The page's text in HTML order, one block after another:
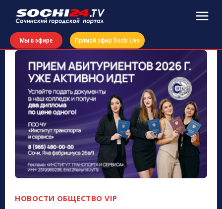
Мы в эфире Прямой эфир Sochi Live
НОВОСТИ ОБЩЕСТВО VIP